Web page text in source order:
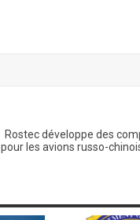
Rostec développe des
pour les avions russo-